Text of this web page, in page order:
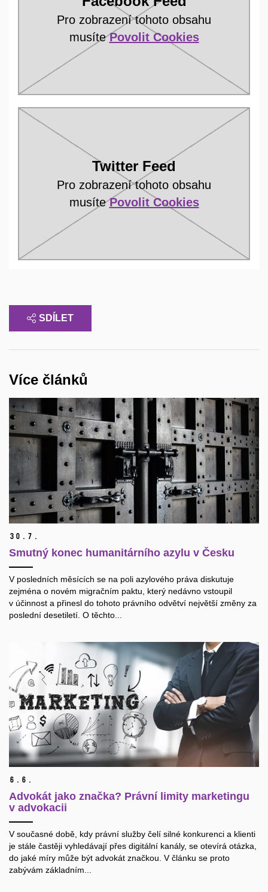
Pro zobrazení tohoto obsahu
musítePovolit Cookies
Twitter Feed
Pro zobrazení tohoto obsahu
musítePovolit Cookies
SDÍLET
Více článků
30. 7.
Smutný konec humanitárního azylu v Česku
V posledních měsících se na poli azylového práva diskutuje
zejména o novém migračním paktu, který nedávno vstoupil
v účinnost a přinesl do tohoto právního odvětví největší změny za
poslední desetiletí. O těchto...
6. 6.
Advokát jako značka? Právní limity marketingu
v advokacii
V současné době, kdy právní služby čelí silné konkurenci a klienti
je stále častěji vyhledávají přes digitální kanály, se otevírá otázka,
do jaké míry může být advokát značkou. V článku se proto
zabývám základním...